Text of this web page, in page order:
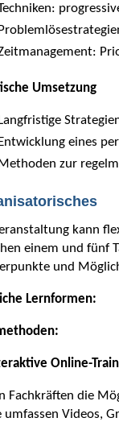
Umsetzung
Langfristige
Entwicklung eines
Methoden zur
kann
einem und fünf
und
Lernformen:
Online-
Fachkräften die
umfassen Videos,